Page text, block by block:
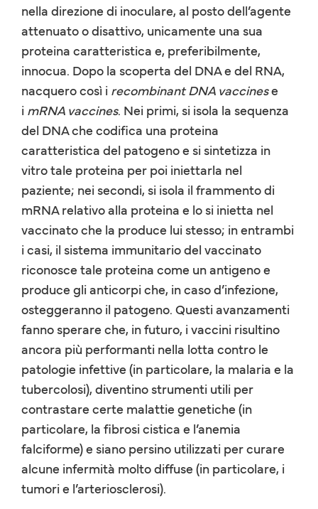
nella direzione di inoculare, al posto dell’agente
attenuato o disattivo, unicamente una sua
proteina caratteristica e, preferibilmente,
innocua. Dopo la scoperta del DNA e del RNA,
nacquero così i recombinant DNA vaccinese
i mRNA vaccines. Nei primi, si isola la sequenza
del DNA che codifica una proteina
caratteristica del patogeno e si sintetizza in
vitro tale proteina per poi iniettarla nel
paziente; nei secondi, si isola il frammento di
mRNA relativo alla proteina e lo si inietta nel
vaccinato che la produce lui stesso; in entrambi
i casi, il sistema immunitario del vaccinato
riconosce tale proteina come un antigeno e
produce gli anticorpi che, in caso d’infezione,
osteggeranno il patogeno. Questi avanzamenti
fanno sperare che, in futuro, i vaccini risultino
ancora più performanti nella lotta contro le
patologie infettive (in particolare, la malaria e la
tubercolosi), diventino strumenti utili per
contrastare certe malattie genetiche (in
particolare, la fibrosi cistica e l’anemia
falciforme) e siano persino utilizzati per curare
alcune infermità molto diffuse (in particolare, i
tumori e l’arteriosclerosi).